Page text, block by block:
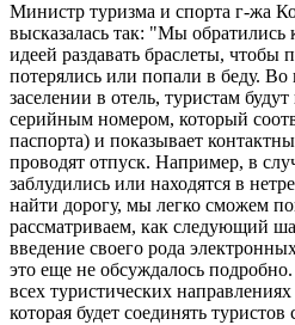
Министр туризма и спорта г-жа
высказалась так: "Мы обратились
идеей раздавать браслеты, чтобы
потерялись или попали в беду.
заселении в отель, туристам
серийным номером, который
паспорта) и показывает
проводят отпуск. Например, в
заблудились или находятся в
найти дорогу, мы легко сможем
рассматриваем, как следующий
введение своего рода
это еще не обсуждалось
всех туристических
которая будет соединять